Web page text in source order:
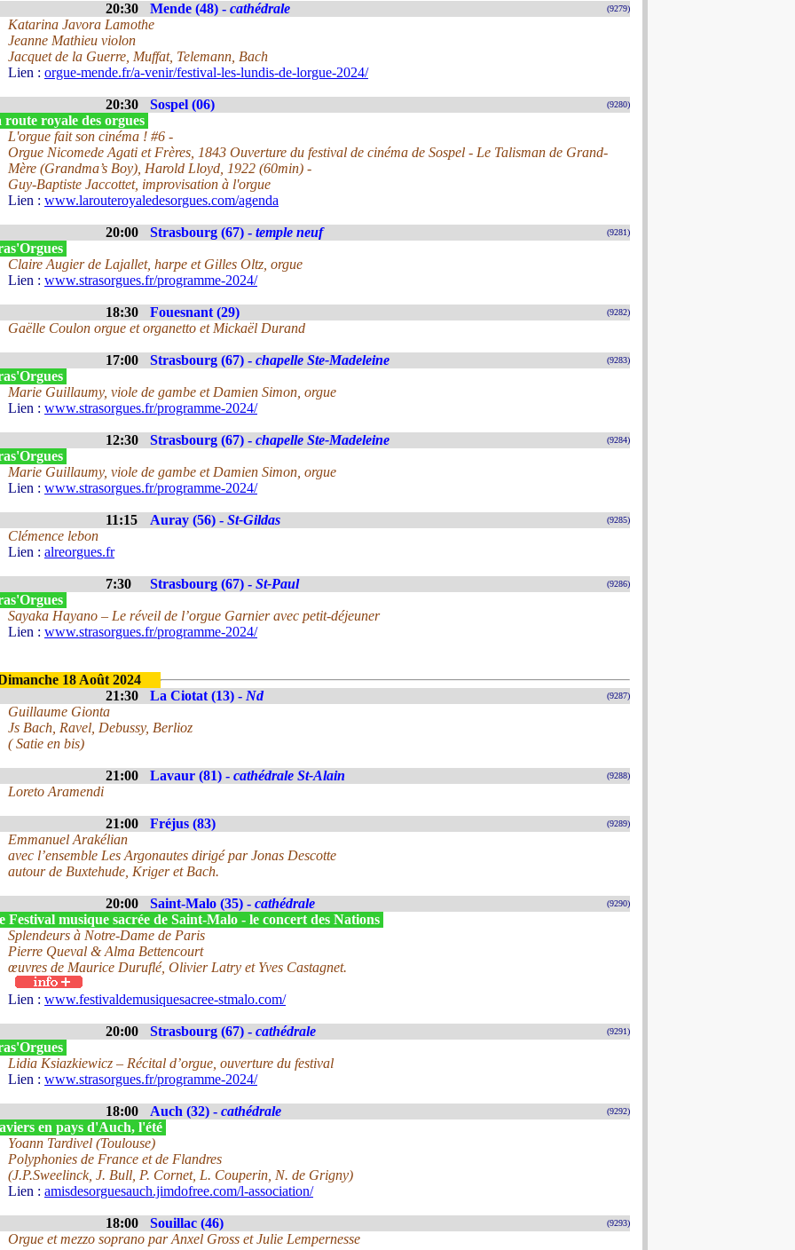
20:30 Mende (48) - cathédrale (9279)
Katarina Javora Lamothe
Jeanne Mathieu violon
Jacquet de la Guerre, Muffat, Telemann, Bach
Lien : orgue-mende.fr/a-venir/festival-les-lundis-de-lorgue-2024/
20:30 Sospel (06) (9280)
royale des orgues
L'orgue fait son cinéma ! #6 -
Orgue Nicomede Agati et Frères, 1843 Ouverture du festival de cinéma de Sospel - Le Talisman de Grand-
Mère (Grandma’s Boy), Harold Lloyd, 1922 (60min) -
Guy-Baptiste Jaccottet, improvisation à l'orgue
Lien : www.larouteroyaledesorgues.com/agenda
20:00 Strasbourg (67) - temple neuf (9281)
Claire Augier de Lajallet, harpe et Gilles Oltz, orgue
Lien : www.strasorgues.fr/programme-2024/
18:30 Fouesnant (29) (9282)
Gaëlle Coulon orgue et organetto et Mickaël Durand
17:00 Strasbourg (67) - chapelle Ste-Madeleine (9283)
Marie Guillaumy, viole de gambe et Damien Simon, orgue
Lien : www.strasorgues.fr/programme-2024/
12:30 Strasbourg (67) - chapelle Ste-Madeleine (9284)
Marie Guillaumy, viole de gambe et Damien Simon, orgue
Lien : www.strasorgues.fr/programme-2024/
11:15 Auray (56) - St-Gildas (9285)
Clémence lebon
Lien : alreorgues.fr
7:30 Strasbourg (67) - St-Paul (9286)
Sayaka Hayano – Le réveil de l’orgue Garnier avec petit-déjeuner
Lien : www.strasorgues.fr/programme-2024/
18 Août 2024
21:30
La Ciotat (13) - Nd (9287)
Guillaume Gionta
Js Bach, Ravel, Debussy, Berlioz
( Satie en bis)
21:00 Lavaur (81) - cathédrale St-Alain (9288)
Loreto Aramendi
21:00 Fréjus (83) (9289)
Emmanuel Arakélian
avec l’ensemble Les Argonautes dirigé par Jonas Descotte
autour de Buxtehude, Kriger et Bach.
20:00 Saint-Malo (35) - cathédrale (9290)
Festival musique sacrée de Saint-Malo - le concert des Nations
Splendeurs à Notre-Dame de Paris
Pierre Queval & Alma Bettencourt
œuvres de Maurice Duruflé, Olivier Latry et Yves Castagnet.
Lien : www.festivaldemusiquesacree-stmalo.com/
20:00 Strasbourg (67) - cathédrale (9291)
Lidia Ksiazkiewicz – Récital d’orgue, ouverture du festival
Lien : www.strasorgues.fr/programme-2024/
18:00 Auch (32) - cathédrale (9292)
en pays d'Auch, l'été
Yoann Tardivel (Toulouse)
Polyphonies de France et de Flandres
(J.P.Sweelinck, J. Bull, P. Cornet, L. Couperin, N. de Grigny)
Lien : amisdesorguesauch.jimdofree.com/l-association/
18:00 Souillac (46) (9293)
Orgue et mezzo soprano par Anxel Gross et Julie Lempernesse